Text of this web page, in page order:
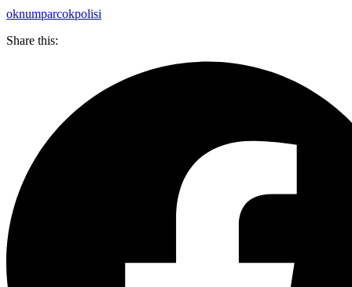
oknumparcokpolisi
Share this: